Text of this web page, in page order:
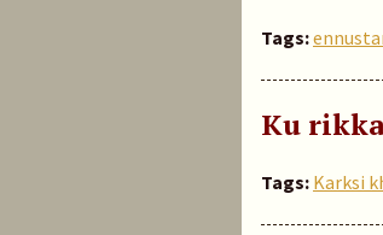
Tags:
Ku
Tags: Karksi